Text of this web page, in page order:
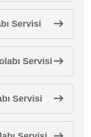
Servisi
Servisi
Servisi